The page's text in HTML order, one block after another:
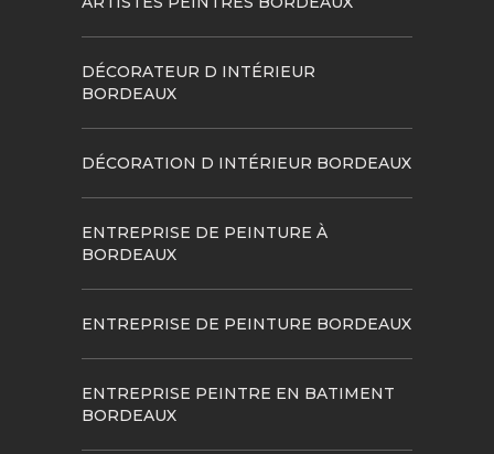
DÉCORATEUR D INTÉRIEUR
BORDEAUX
DÉCORATION D INTÉRIEUR BORDEAUX
ENTREPRISE DE PEINTURE À
BORDEAUX
ENTREPRISE DE PEINTURE BORDEAUX
ENTREPRISE PEINTRE EN BATIMENT
BORDEAUX